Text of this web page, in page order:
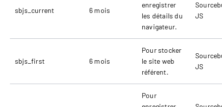
sbjs_current 6 mois
enregistrer
les détails du
navigateur.
JS
sbjs_first 6 mois
Pour stocker
le site web
référent.
JS
Pour